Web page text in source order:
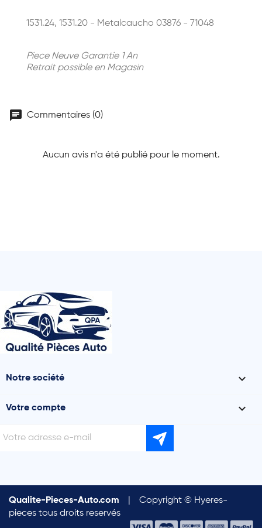
1531.24, 1531.20 - Metalcaucho 03876 - 71048
Piece Neuve Garantie 1 An
Retrait possible en Magasin
chat Commentaires (0)
Aucun avis n'a été publié pour le moment.
Notre société 
Votre compte 
Qualite-Pieces-Auto.com
Copyright © Hyeres-
pieces tous droits reservés